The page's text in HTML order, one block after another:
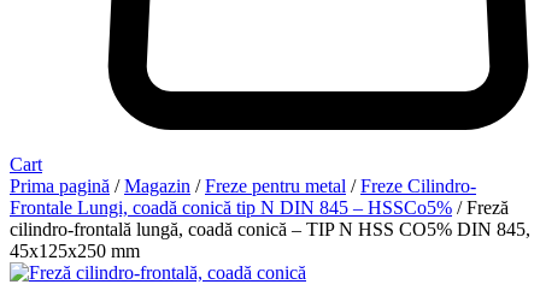
Cart
Prima pagină /Magazin /Freze pentru metal /Freze Cilindro-
Frontale Lungi, coadă conică tip N DIN 845 – HSSCo5% / Freză
cilindro-frontală lungă, coadă conică – TIP N HSS CO5% DIN 845,
45x125x250 mm